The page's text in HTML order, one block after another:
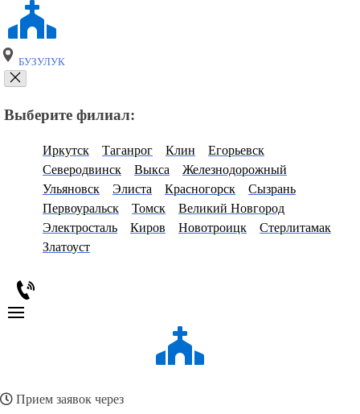
БУЗУЛУК
Выберите филиал:
Иркутск Таганрог Клин
Егорьевск
Северодвинск
Выкса
Железнодорожный
Ульяновск
Элиста Красногорск
Сызрань
Первоуральск
Томск
Великий Новгород
Электросталь
Киров Новотроицк
Стерлитамак
Златоуст
Прием заявок через